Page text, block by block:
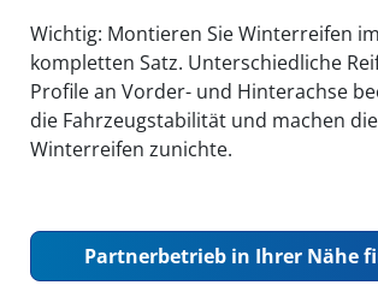
Wichtig: Montieren Sie Winterreifen
kompletten Satz. Unterschiedliche
Profile an Vorder- und Hinterachse
die Fahrzeugstabilität und machen
Winterreifen zunichte.
Partnerbetrieb in Ihrer Nähe